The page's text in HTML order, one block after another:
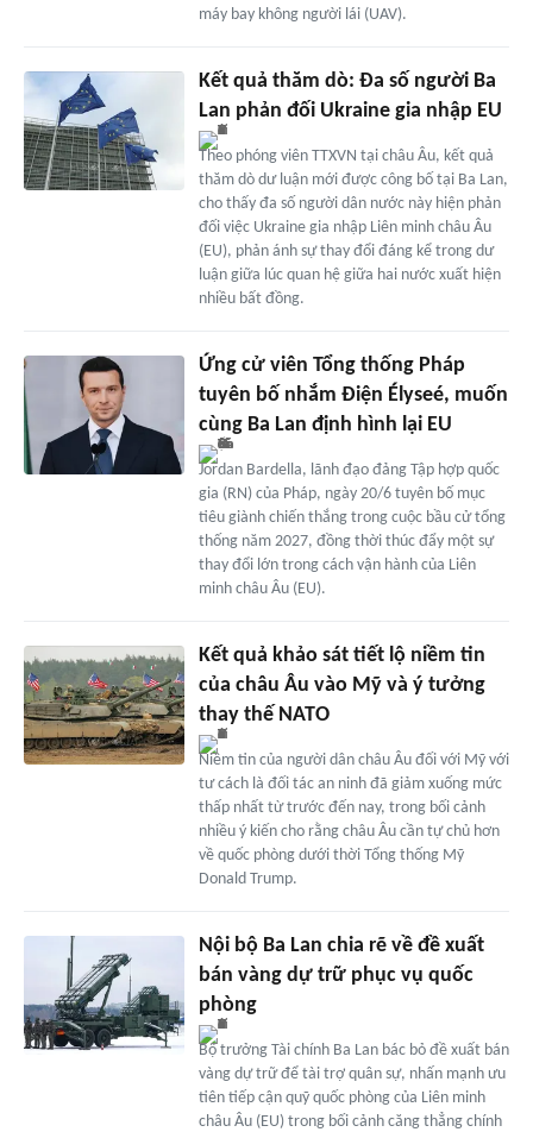
máy bay không người lái (UAV).
Kết quả thăm dò: Đa số người Ba
Lan phản đối Ukraine gia nhập EU
Theo phóng viên TTXVN tại châu Âu, kết quả
thăm dò dư luận mới được công bố tại Ba Lan,
cho thấy đa số người dân nước này hiện phản
đối việc Ukraine gia nhập Liên minh châu Âu
(EU), phản ánh sự thay đổi đáng kể trong dư
luận giữa lúc quan hệ giữa hai nước xuất hiện
nhiều bất đồng.
Ứng cử viên Tổng thống Pháp
tuyên bố nhắm Điện Élyseé, muốn
cùng Ba Lan định hình lại EU
Jordan Bardella, lãnh đạo đảng Tập hợp quốc
gia (RN) của Pháp, ngày 20/6 tuyên bố mục
tiêu giành chiến thắng trong cuộc bầu cử tổng
thống năm 2027, đồng thời thúc đẩy một sự
thay đổi lớn trong cách vận hành của Liên
minh châu Âu (EU).
Kết quả khảo sát tiết lộ niềm tin
của châu Âu vào Mỹ và ý tưởng
thay thế NATO
Niềm tin của người dân châu Âu đối với Mỹ với
tư cách là đối tác an ninh đã giảm xuống mức
thấp nhất từ trước đến nay, trong bối cảnh
nhiều ý kiến cho rằng châu Âu cần tự chủ hơn
về quốc phòng dưới thời Tổng thống Mỹ
Donald Trump.
Nội bộ Ba Lan chia rẽ về đề xuất
bán vàng dự trữ phục vụ quốc
phòng
Bộ trưởng Tài chính Ba Lan bác bỏ đề xuất bán
vàng dự trữ để tài trợ quân sự, nhấn mạnh ưu
tiên tiếp cận quỹ quốc phòng của Liên minh
châu Âu (EU) trong bối cảnh căng thẳng chính